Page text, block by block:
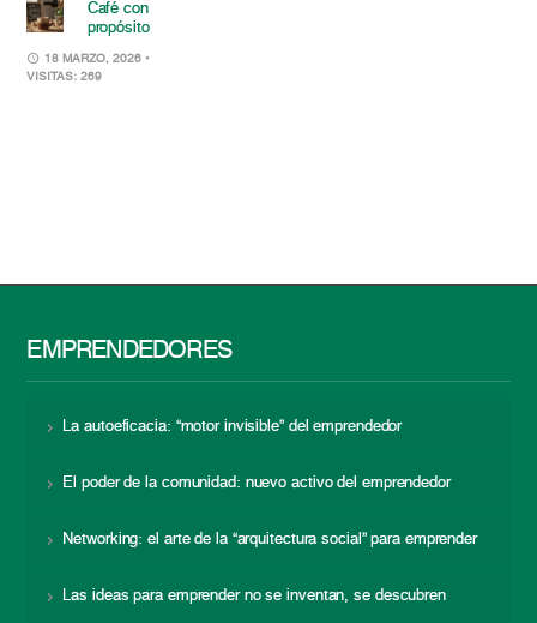
Café con
propósito
18 MARZO, 2026 •
VISITAS: 269
EMPRENDEDORES
La autoeficacia: “motor invisible” del emprendedor
El poder de la comunidad: nuevo activo del emprendedor
Networking: el arte de la “arquitectura social” para emprender
Las ideas para emprender no se inventan, se descubren